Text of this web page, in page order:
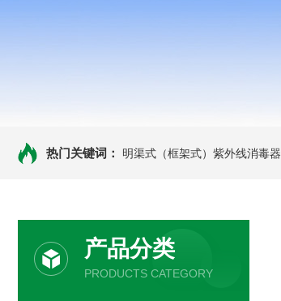
热门关键词： 明渠式（框架式）紫外线消毒器
产品分类
PRODUCTS CATEGORY